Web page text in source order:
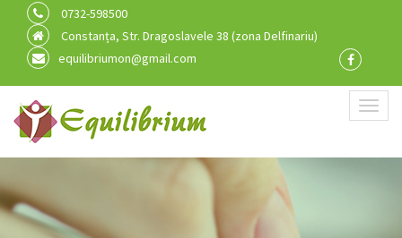
0732-598500
Constanța, Str. Dragoslavele 38 (zona Delfinariu)
equilibriumon@gmail.com